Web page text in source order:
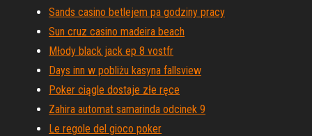
Sands casino betlejem pa godziny pracy
Sun cruz casino madeira beach
Młody black jack ep 8 vostfr
Days inn w pobliżu kasyna fallsview
Poker ciągle dostaje złe ręce
Zahira automat samarinda odcinek 9
Le regole del gioco poker